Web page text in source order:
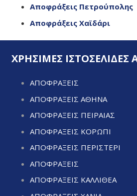
Αποφράξεις Πετρούπολης
Αποφράξεις Χαϊδάρι
ΧΡΗΣΙΜΕΣ
ΑΠΟΦΡΑΞΕΙΣ
ΑΠΟΦΡΑΞΕΙΣ ΑΘΗΝΑ
ΑΠΟΦΡΑΞΕΙΣ ΠΕΙΡΑΙΑΣ
ΑΠΟΦΡΑΞΕΙΣ ΚΟΡΩΠΙ
ΑΠΟΦΡΑΞΕΙΣ ΠΕΡΙΣΤΕΡΙ
ΑΠΟΦΡΑΞΕΙΣ
ΑΠΟΦΡΑΞΕΙΣ ΚΑΛΛΙΘΕΑ